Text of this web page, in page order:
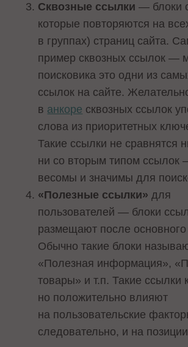
Сквозные ссылки — блоки
которые повторяются на
в группах) страниц сайта.
пример сквозных ссылок —
поисковика это одни из
ссылок на сайте.
в анкоре сквозных ссылок
слова из приоритетных
Такие ссылки не сравнятся
ни со вторым типом ссылок
весомы и значимы для
«Полезные ссылки» для
пользователей — блоки
размещают после основного
Обычно такие блоки
«Полезная информация»,
товары» и т.п. Такие ссылки
но положительно влияют
на пользовательские
следовательно, и на